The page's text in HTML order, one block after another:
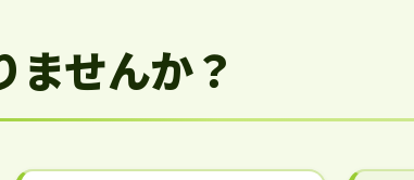
ませんか？